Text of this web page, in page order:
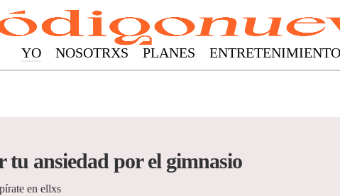
YO NOSOTRXS PLANES ENTRETENIMIENTO
tu ansiedad por el gimnasio
en ellxs